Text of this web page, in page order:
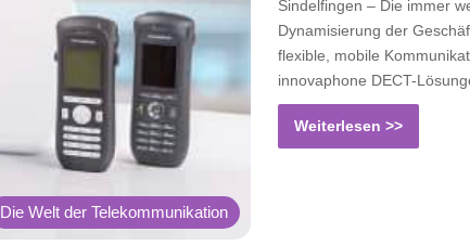
Die Welt der Telekommunikation
Sindelfingen – Die immer
Dynamisierung der
flexible, mobile
innovaphone DECT-
Weiterlesen >>